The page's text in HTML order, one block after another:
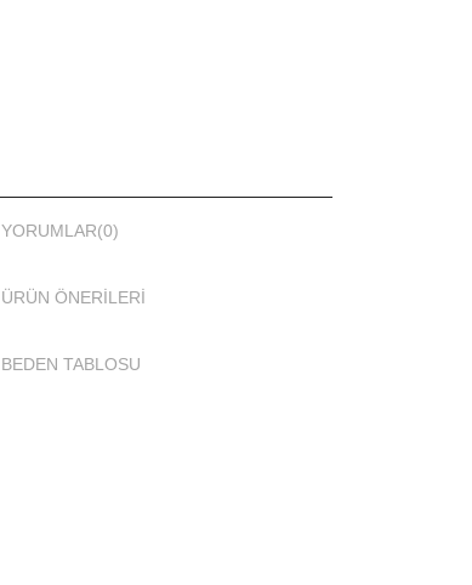
YORUMLAR(0)
ÜRÜN ÖNERILERI
BEDEN TABLOSU